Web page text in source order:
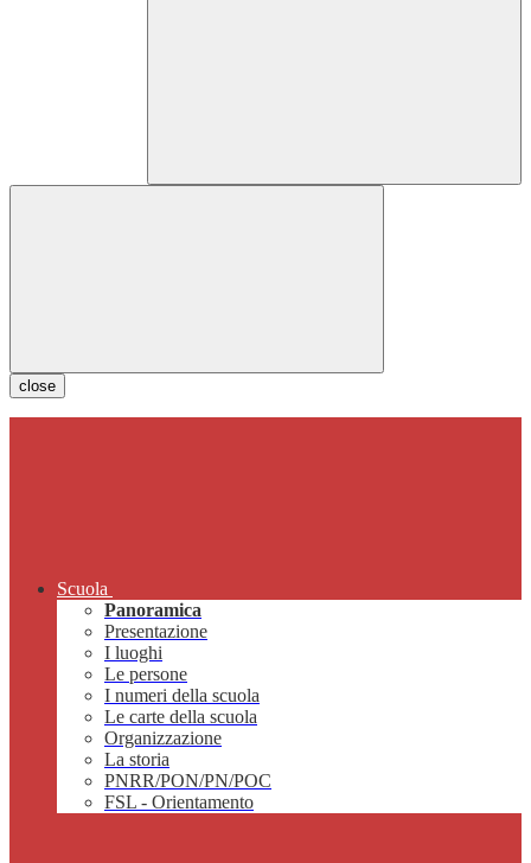
close
Scuola
Panoramica
Presentazione
I luoghi
Le persone
I numeri della scuola
Le carte della scuola
Organizzazione
La storia
PNRR/PON/PN/POC
FSL - Orientamento